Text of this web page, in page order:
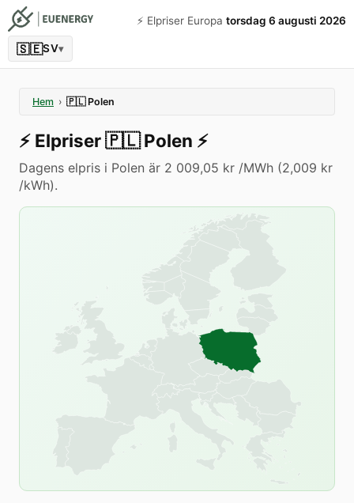
⚡️ Elpriser Europa torsdag 6 augusti 2026
🇸🇪SV▾
Hem › 🇵🇱 Polen
⚡️ Elpriser🇵🇱 Polen ⚡️
Dagens elpris i Polen är 2 009,05 kr /MWh (2,009 kr
/kWh).